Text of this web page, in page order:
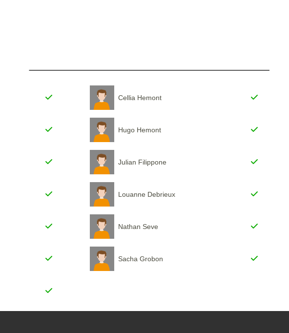
Cellia Hemont
Hugo Hemont
Julian Filippone
Louanne Debrieux
Nathan Seve
Sacha Grobon